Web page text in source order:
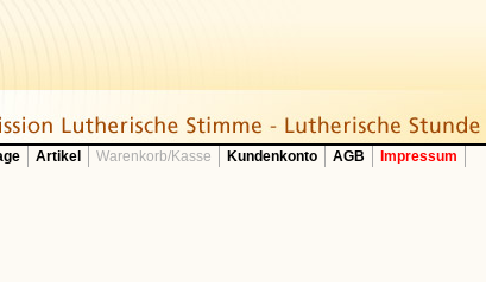
Artikel Warenkorb/Kasse Kundenkonto AGB Impressum